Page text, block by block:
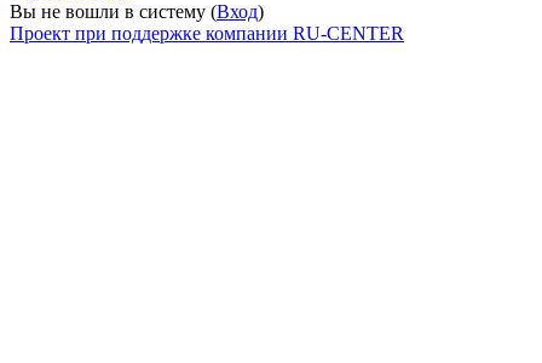
Вы не вошли в систему (Вход)
Проект при поддержке компании RU-CENTER